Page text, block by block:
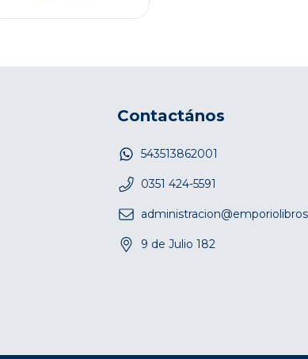
Contactános
543513862001
0351 424-5591
9 de Julio 182